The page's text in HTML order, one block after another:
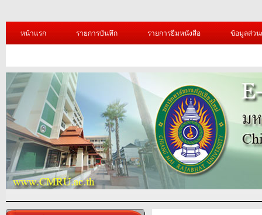
หน้าแรก รายการบันทึก รายการยืมหนังสือ ข้อมูลส่ว